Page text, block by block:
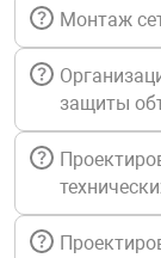
и экипировка
техника
Монтаж
защиты